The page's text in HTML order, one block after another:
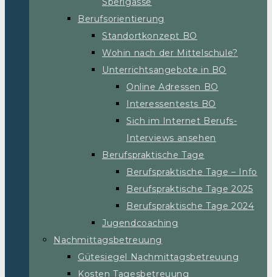
Berufsorientierung
Standortkonzept BO
Wohin nach der Mittelschule?
Unterrichtsangebote in BO
Online Adressen BO
Interessentests BO
Sich im Internet Berufs-
Interviews ansehen
Berufspraktische Tage
Berufspraktische Tage – Info
Berufspraktische Tage 2025
Berufspraktische Tage 2024
Jugendcoaching
Nachmittagsbetreuung
Gütesiegel Nachmittagsbetreuung
Kosten Tagesbetreuung